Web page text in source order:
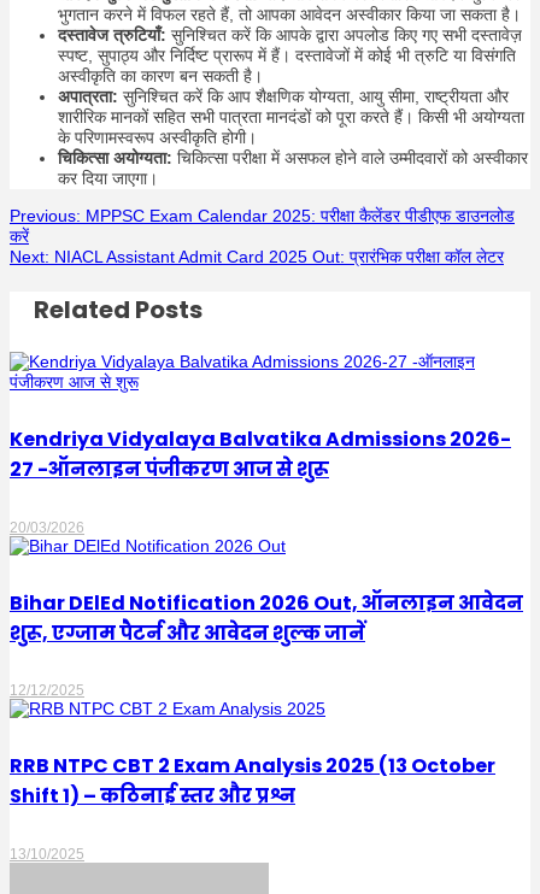
भुगतान करने में विफल रहते हैं, तो आपका आवेदन अस्वीकार किया जा सकता है।
दस्तावेज त्रुटियाँ: सुनिश्चित करें कि आपके द्वारा अपलोड किए गए सभी दस्तावेज़
स्पष्ट, सुपाठ्य और निर्दिष्ट प्रारूप में हैं। दस्तावेजों में कोई भी त्रुटि या विसंगति
अस्वीकृति का कारण बन सकती है।
अपात्रता: सुनिश्चित करें कि आप शैक्षणिक योग्यता, आयु सीमा, राष्ट्रीयता और
शारीरिक मानकों सहित सभी पात्रता मानदंडों को पूरा करते हैं। किसी भी अयोग्यता
के परिणामस्वरूप अस्वीकृति होगी।
चिकित्सा अयोग्यता: चिकित्सा परीक्षा में असफल होने वाले उम्मीदवारों को अस्वीकार
कर दिया जाएगा।
Post
navigation
Previous: MPPSC Exam Calendar 2025: परीक्षा कैलेंडर पीडीएफ डाउनलोड
करें
Next: NIACL Assistant Admit Card 2025 Out: प्रारंभिक परीक्षा कॉल लेटर
Related Posts
Kendriya Vidyalaya Balvatika Admissions 2026-
27 -ऑनलाइन पंजीकरण आज से शुरू
20/03/2026
Bihar DElEd Notification 2026 Out, ऑनलाइन आवेदन
शुरू, एग्जाम पैटर्न और आवेदन शुल्क जानें
12/12/2025
RRB NTPC CBT 2 Exam Analysis 2025 (13 October
Shift 1) – कठिनाई स्तर और प्रश्न
13/10/2025